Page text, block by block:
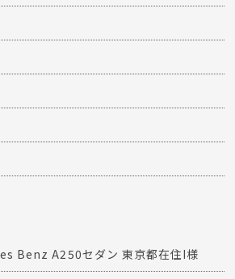
Benz A250セダン 東京都在住I様